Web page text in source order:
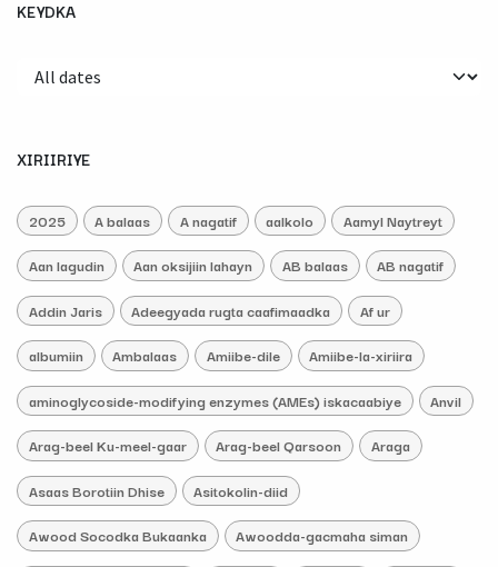
KEYDKA
XIRIIRIYE
2025 A balaas A nagatif aalkolo Aamyl Naytreyt
Aan lagudin Aan oksijiin lahayn AB balaas AB nagatif
Addin Jaris Adeegyada rugta caafimaadka Af ur
albumiin Ambalaas Amiibe-dile Amiibe-la-xiriira
aminoglycoside-modifying enzymes (AMEs) iskacaabiye Anvil
Arag-beel Ku-meel-gaar Arag-beel Qarsoon Araga
Asaas Borotiin Dhise Asitokolin-diid
Awood Socodka Bukaanka Awoodda-gacmaha siman